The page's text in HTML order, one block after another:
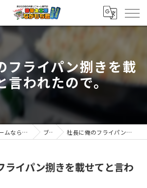
フライパン捌きを載
言われたので。
春日井市のリフォームなら塗替え工房ながもち君 春日井店 ブログ 社長に俺のフライパン捌きを載せてと言われたので。
ライパン捌きを載せてと言わ